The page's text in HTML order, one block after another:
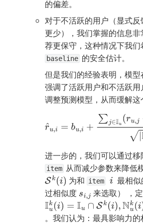
的偏差。
对于不活跃的用户（显式
更少），我们掌握的信息
baseline 的安全估计。
但是我们的经验表明，模
强调了活跃用户和不活跃
调整预测模型，从而缓解这
r
bu ∈Iu(ru,j−bu,j )
u |
item 从而减少参数来降低
Sk(i) 为和 item i
最相
过相似度 si,j 来选取） ，
Iuk(i) =Iu ∩S k(i ),Nuk(i)=Nu
。我们认为：最具影响力的